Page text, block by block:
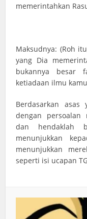
memerintahkan
Maksudnya: (Roh
yang Dia
bukannya besar
ketiadaan ilmu
Berdasarkan asas
dengan persoalan
dan hendaklah
menunjukkan
menunjukkan
seperti isi ucapan